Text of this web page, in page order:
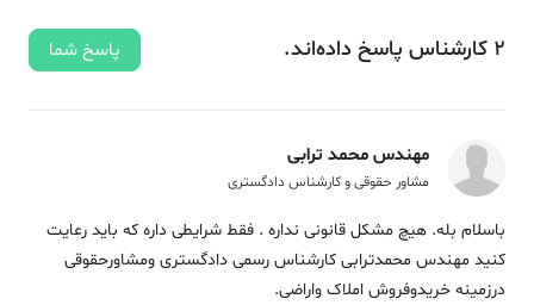
2 کارشناس پاسخ داده‌اند. پاسخ شما
مهندس محمد ترابی
مشاور حقوقی و کارشناس دادگستری
باسلام بله. هیچ مشکل قانونی نداره . فقط شرایطی داره که باید رعایت
کنید مهندس محمدترابی کارشناس رسمی دادگستری ومشاورحقوقی
درزمینه خریدوفروش املاک واراضی.